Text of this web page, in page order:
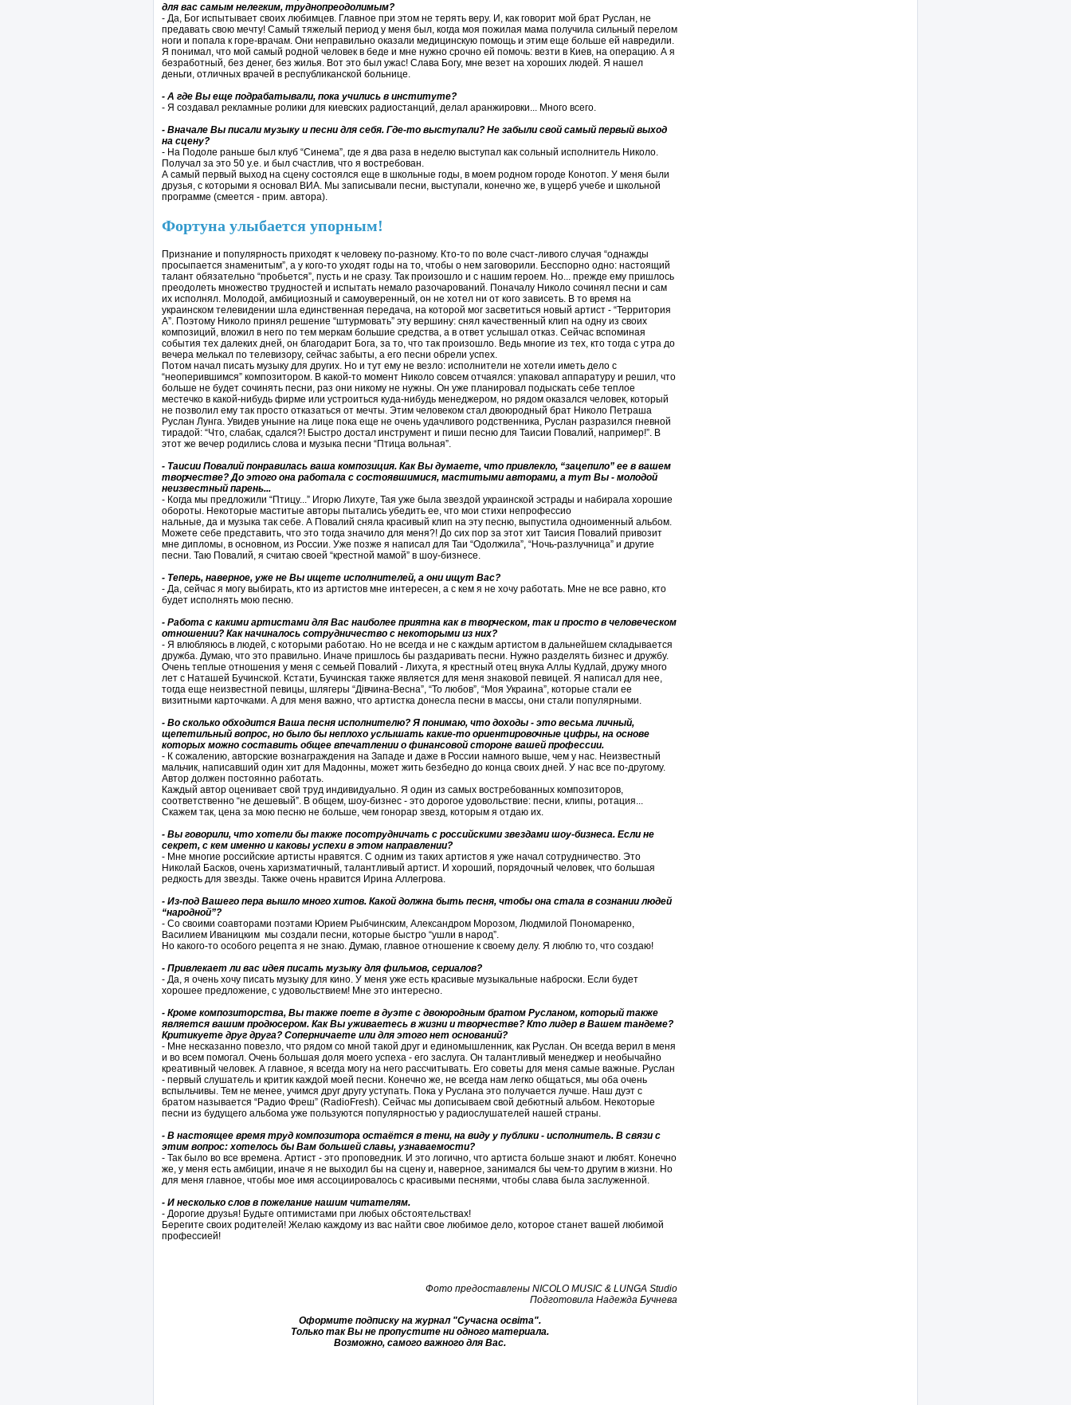
для вас самым нелегким, труднопреодолимым?
- Да, Бог испытывает своих любимцев. Главное при этом не терять веру. И, как говорит мой брат Руслан, не
предавать свою мечту! Самый тяжелый период у меня был, когда моя пожилая мама получила сильный перелом
ноги и попала к горе-врачам. Они неправильно оказали медицинскую помощь и этим еще больше ей навредили.
Я понимал, что мой самый родной человек в беде и мне нужно срочно ей помочь: везти в Киев, на операцию. А я
безработный, без денег, без жилья. Вот это был ужас! Слава Богу, мне везет на хороших людей. Я нашел
деньги, отличных врачей в республиканской больнице.
- А где Вы еще подрабатывали, пока учились в институте?
- Я создавал рекламные ролики для киевских радиостанций, делал аранжировки... Много всего.
- Вначале Вы писали музыку и песни для себя. Где-то выступали? Не забыли свой самый первый выход
на сцену?
- На Подоле раньше был клуб “Синема”, где я два раза в неделю выступал как сольный исполнитель Николо.
Получал за это 50 у.е. и был счастлив, что я востребован.
А самый первый выход на сцену состоялся еще в школьные годы, в моем родном городе Конотоп. У меня были
друзья, с которыми я основал ВИА. Мы записывали песни, выступали, конечно же, в ущерб учебе и школьной
программе (смеется - прим. автора).
Фортуна улыбается упорным!
Признание и популярность приходят к человеку по-разному. Кто-то по воле счаст-ливого случая “однажды
просыпается знаменитым”, а у кого-то уходят годы на то, чтобы о нем заговорили. Бесспорно одно: настоящий
талант обязательно “пробьется”, пусть и не сразу. Так произошло и с нашим героем. Но... прежде ему пришлось
преодолеть множество трудностей и испытать немало разочарований. Поначалу Николо сочинял песни и сам
их исполнял. Молодой, амбициозный и самоуверенный, он не хотел ни от кого зависеть. В то время на
украинском телевидении шла единственная передача, на которой мог засветиться новый артист - “Территория
А”. Поэтому Николо принял решение “штурмовать” эту вершину: снял качественный клип на одну из своих
композиций, вложил в него по тем меркам большие средства, а в ответ услышал отказ. Сейчас вспоминая
события тех далеких дней, он благодарит Бога, за то, что так произошло. Ведь многие из тех, кто тогда с утра до
вечера мелькал по телевизору, сейчас забыты, а его песни обрели успех.
Потом начал писать музыку для других. Но и тут ему не везло: исполнители не хотели иметь дело с
“неоперившимся” композитором. В какой-то момент Николо совсем отчаялся: упаковал аппаратуру и решил, что
больше не будет сочинять песни, раз они никому не нужны. Он уже планировал подыскать себе теплое
местечко в какой-нибудь фирме или устроиться куда-нибудь менеджером, но рядом оказался человек, который
не позволил ему так просто отказаться от мечты. Этим человеком стал двоюродный брат Николо Петраша
Руслан Лунга. Увидев уныние на лице пока еще не очень удачливого родственника, Руслан разразился гневной
тирадой: “Что, слабак, сдался?! Быстро достал инструмент и пиши песню для Таисии Повалий, например!”. В
этот же вечер родились слова и музыка песни “Птица вольная”.
- Таисии Повалий понравилась ваша композиция. Как Вы думаете, что привлекло, “зацепило” ее в вашем
творчестве? До этого она работала с состоявшимися, маститыми авторами, а тут Вы - молодой
неизвестный парень...
- Когда мы предложили “Птицу...” Игорю Лихуте, Тая уже была звездой украинской эстрады и набирала хорошие
обороты. Некоторые маститые авторы пытались убедить ее, что мои стихи непрофессио
нальные, да и музыка так себе. А Повалий сняла красивый клип на эту песню, выпустила одноименный альбом.
Можете себе представить, что это тогда значило для меня?! До сих пор за этот хит Таисия Повалий привозит
мне дипломы, в основном, из России. Уже позже я написал для Таи “Одолжила”, “Ночь-разлучница” и другие
песни. Таю Повалий, я считаю своей “крестной мамой” в шоу-бизнесе.
- Теперь, наверное, уже не Вы ищете исполнителей, а они ищут Вас?
- Да, сейчас я могу выбирать, кто из артистов мне интересен, а с кем я не хочу работать. Мне не все равно, кто
будет исполнять мою песню.
- Работа с какими артистами для Вас наиболее приятна как в творческом, так и просто в человеческом
отношении? Как начиналось сотрудничество с некоторыми из них?
- Я влюбляюсь в людей, с которыми работаю. Но не всегда и не с каждым артистом в дальнейшем складывается
дружба. Думаю, что это правильно. Иначе пришлось бы раздаривать песни. Нужно разделять бизнес и дружбу.
Очень теплые отношения у меня с семьей Повалий - Лихута, я крестный отец внука Аллы Кудлай, дружу много
лет с Наташей Бучинской. Кстати, Бучинская также является для меня знаковой певицей. Я написал для нее,
тогда еще неизвестной певицы, шлягеры “Дiвчина-Весна”, “То любов”, “Моя Украина”, которые стали ее
визитными карточками. А для меня важно, что артистка донесла песни в массы, они стали популярными.
- Во сколько обходится Ваша песня исполнителю? Я понимаю, что доходы - это весьма личный,
щепетильный вопрос, но было бы неплохо услышать какие-то ориентировочные цифры, на основе
которых можно составить общее впечатлении о финансовой стороне вашей профессии.
- К сожалению, авторские вознаграждения на Западе и даже в России намного выше, чем у нас. Неизвестный
мальчик, написавший один хит для Мадонны, может жить безбедно до конца своих дней. У нас все по-другому.
Автор должен постоянно работать.
Каждый автор оценивает свой труд индивидуально. Я один из самых востребованных композиторов,
соответственно “не дешевый”. В общем, шоу-бизнес - это дорогое удовольствие: песни, клипы, ротация...
Скажем так, цена за мою песню не больше, чем гонорар звезд, которым я отдаю их.
- Вы говорили, что хотели бы также посотрудничать с российскими звездами шоу-бизнеса. Если не
секрет, с кем именно и каковы успехи в этом направлении?
- Мне многие российские артисты нравятся. С одним из таких артистов я уже начал сотрудничество. Это
Николай Басков, очень харизматичный, талантливый артист. И хороший, порядочный человек, что большая
редкость для звезды. Также очень нравится Ирина Аллегрова.
- Из-под Вашего пера вышло много хитов. Какой должна быть песня, чтобы она стала в сознании людей
“народной”?
- Со своими соавторами поэтами Юрием Рыбчинским, Александром Морозом, Людмилой Пономаренко,
Василием Иваницким мы создали песни, которые быстро “ушли в народ”.
Но какого-то особого рецепта я не знаю. Думаю, главное отношение к своему делу. Я люблю то, что создаю!
- Привлекает ли вас идея писать музыку для фильмов, сериалов?
- Да, я очень хочу писать музыку для кино. У меня уже есть красивые музыкальные наброски. Если будет
хорошее предложение, с удовольствием! Мне это интересно.
- Кроме композиторства, Вы также поете в дуэте с двоюродным братом Русланом, который также
является вашим продюсером. Как Вы уживаетесь в жизни и творчестве? Кто лидер в Вашем тандеме?
Критикуете друг друга? Соперничаете или для этого нет оснований?
- Мне несказанно повезло, что рядом со мной такой друг и единомышленник, как Руслан. Он всегда верил в меня
и во всем помогал. Очень большая доля моего успеха - его заслуга. Он талантливый менеджер и необычайно
креативный человек. А главное, я всегда могу на него рассчитывать. Его советы для меня самые важные. Руслан
- первый слушатель и критик каждой моей песни. Конечно же, не всегда нам легко общаться, мы оба очень
вспыльчивы. Тем не менее, учимся друг другу уступать. Пока у Руслана это получается лучше. Наш дуэт с
братом называется “Радио Фреш” (RadioFresh). Сейчас мы дописываем свой дебютный альбом. Некоторые
песни из будущего альбома уже пользуются популярностью у радиослушателей нашей страны.
- В настоящее время труд композитора остаётся в тени, на виду у публики - исполнитель. В связи с
этим вопрос: хотелось бы Вам большей славы, узнаваемости?
- Так было во все времена. Артист - это проповедник. И это логично, что артиста больше знают и любят. Конечно
же, у меня есть амбиции, иначе я не выходил бы на сцену и, наверное, занимался бы чем-то другим в жизни. Но
для меня главное, чтобы мое имя ассоциировалось с красивыми песнями, чтобы слава была заслуженной.
- И несколько слов в пожелание нашим читателям.
- Дорогие друзья! Будьте оптимистами при любых обстоятельствах!
Берегите своих родителей! Желаю каждому из вас найти свое любимое дело, которое станет вашей любимой
профессией!
Фото предоставлены NICOLO MUSIC & LUNGA Studio
Подготовила Надежда Бучнева
Оформите подписку на журнал "Сучасна освіта".
Только так Вы не пропустите ни одного материала.
Возможно, самого важного для Вас.